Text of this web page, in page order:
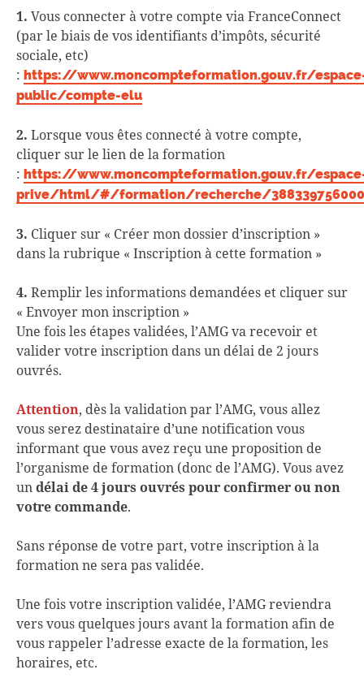
1. Vous connecter à votre compte via FranceConnect
(par le biais de vos identifiants d’impôts, sécurité
sociale, etc)
: https://www.moncompteformation.gouv.fr/
public/compte-elu
2. Lorsque vous êtes connecté à votre compte,
cliquer sur le lien de la formation
: https://www.moncompteformation.gouv.fr/
prive/html/#/formation/recherche/
3. Cliquer sur « Créer mon dossier d’inscription »
dans la rubrique « Inscription à cette formation »
4. Remplir les informations demandées et cliquer sur
« Envoyer mon inscription »
Une fois les étapes validées, l’AMG va recevoir et
valider votre inscription dans un délai de 2 jours
ouvrés.
Attention, dès la validation par l’AMG, vous allez
vous serez destinataire d’une notification vous
informant que vous avez reçu une proposition de
l’organisme de formation (donc de l’AMG). Vous avez
undélai de 4 jours ouvrés pour confirmer ou non
votre commande.
Sans réponse de votre part, votre inscription à la
formation ne sera pas validée.
Une fois votre inscription validée, l’AMG reviendra
vers vous quelques jours avant la formation afin de
vous rappeler l’adresse exacte de la formation, les
horaires, etc.